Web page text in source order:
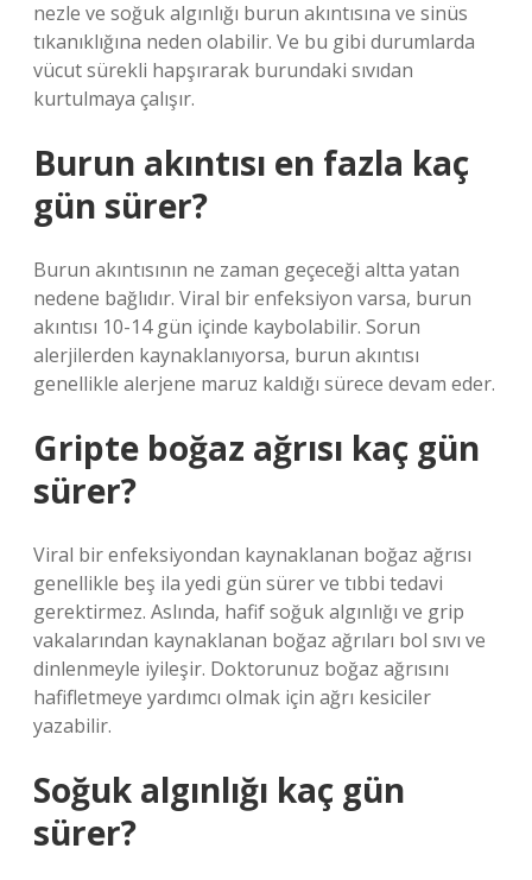
nezle ve soğuk algınlığı burun akıntısına ve sinüs
tıkanıklığına neden olabilir. Ve bu gibi durumlarda
vücut sürekli hapşırarak burundaki sıvıdan
kurtulmaya çalışır.
Burun akıntısı en fazla kaç
gün sürer?
Burun akıntısının ne zaman geçeceği altta yatan
nedene bağlıdır. Viral bir enfeksiyon varsa, burun
akıntısı 10-14 gün içinde kaybolabilir. Sorun
alerjilerden kaynaklanıyorsa, burun akıntısı
genellikle alerjene maruz kaldığı sürece devam eder.
Gripte boğaz ağrısı kaç gün
sürer?
Viral bir enfeksiyondan kaynaklanan boğaz ağrısı
genellikle beş ila yedi gün sürer ve tıbbi tedavi
gerektirmez. Aslında, hafif soğuk algınlığı ve grip
vakalarından kaynaklanan boğaz ağrıları bol sıvı ve
dinlenmeyle iyileşir. Doktorunuz boğaz ağrısını
hafifletmeye yardımcı olmak için ağrı kesiciler
yazabilir.
Soğuk algınlığı kaç gün
sürer?